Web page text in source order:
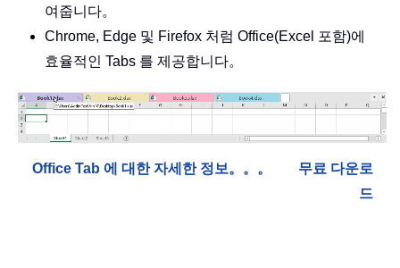
여줍니다。
Chrome, Edge 및 Firefox 처럼 Office(Excel 포함)에
효율적인 Tabs 를 제공합니다。
Office Tab 에 대한 자세한 정보。。。
무료 다운로
드